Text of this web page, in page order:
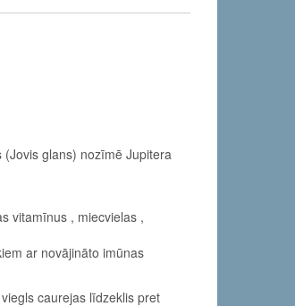
glans) nozīmē Jupitera
vitamīnus , miecvielas ,
ar novājināto imūnas
caurejas līdzeklis pret